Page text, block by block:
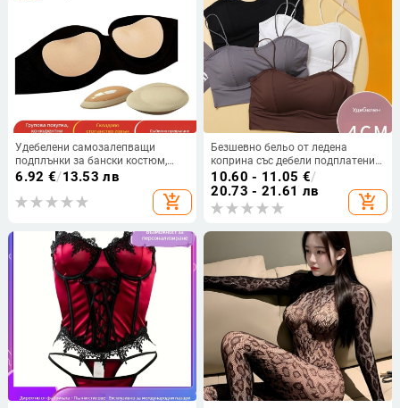
Удебелени самозалепващи
подплънки за бански костюм,
силиконови вложки за чаши,
6.92 €/13.53 лв
add_shopping_cart
Безшевно бельо от ледена
коприна със дебели подплатени
чашки, подчертава малък бюст,
потник с презрамки за лято
10.60 - 11.05 €/
20.73 - 21.61 лв
add_shopping_cart